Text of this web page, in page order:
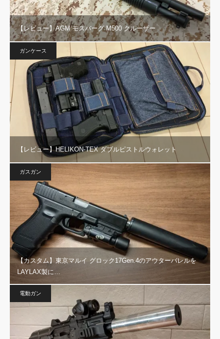
【レビュー】AGM モスバーグ M500 クルーザー
ガンケース
【レビュー】HELIKON-TEX ダブルピストルウォレット
ガスガン
【カスタム】東京マルイ グロック17Gen.4のアウターバレルを
LAYLAX製に…
電動ガン